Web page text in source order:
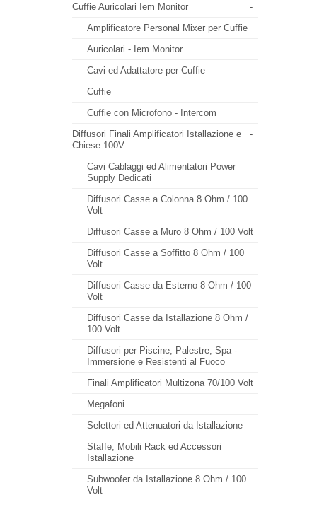
-
Cuffie Auricolari Iem Monitor
Amplificatore Personal Mixer per Cuffie
Auricolari - Iem Monitor
Cavi ed Adattatore per Cuffie
Cuffie
Cuffie con Microfono - Intercom
-
Diffusori Finali Amplificatori Istallazione e
Chiese 100V
Cavi Cablaggi ed Alimentatori Power
Supply Dedicati
Diffusori Casse a Colonna 8 Ohm / 100
Volt
Diffusori Casse a Muro 8 Ohm / 100 Volt
Diffusori Casse a Soffitto 8 Ohm / 100
Volt
Diffusori Casse da Esterno 8 Ohm / 100
Volt
Diffusori Casse da Istallazione 8 Ohm /
100 Volt
Diffusori per Piscine, Palestre, Spa -
Immersione e Resistenti al Fuoco
Finali Amplificatori Multizona 70/100 Volt
Megafoni
Selettori ed Attenuatori da Istallazione
Staffe, Mobili Rack ed Accessori
Istallazione
Subwoofer da Istallazione 8 Ohm / 100
Volt